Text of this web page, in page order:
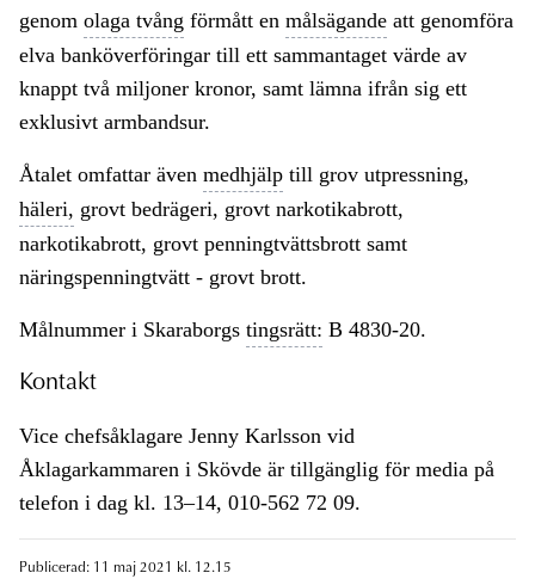
genom olaga tvång förmått en målsägande att genomföra
elva banköverföringar till ett sammantaget värde av
knappt två miljoner kronor, samt lämna ifrån sig ett
exklusivt armbandsur.
Åtalet omfattar även medhjälp till grov utpressning,
häleri, grovt bedrägeri, grovt narkotikabrott,
narkotikabrott, grovt penningtvättsbrott samt
näringspenningtvätt - grovt brott.
Målnummer i Skaraborgs tingsrätt: B 4830-20.
Kontakt
Vice chefsåklagare Jenny Karlsson vid
Åklagarkammaren i Skövde är tillgänglig för media på
telefon i dag kl. 13–14, 010-562 72 09.
Publicerad: 11 maj 2021 kl. 12.15